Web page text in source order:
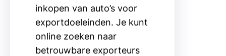
inkopen van auto’s voor
exportdoeleinden. Je kunt
online zoeken naar
betrouwbare exporteurs